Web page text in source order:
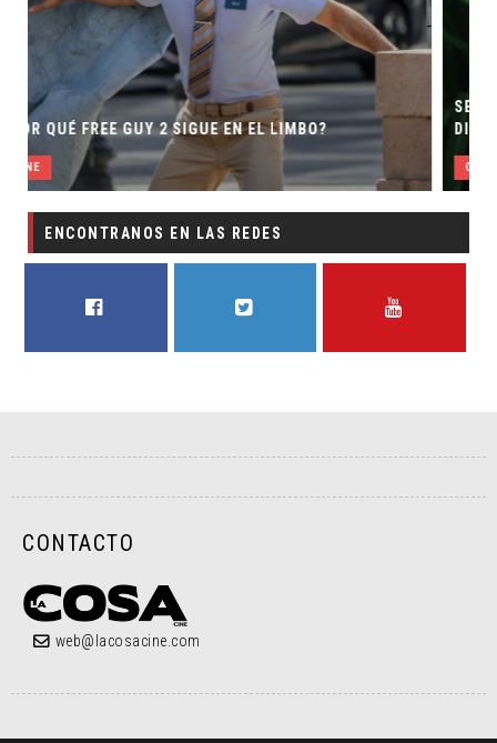
SECUELA DE JURASSIC WORLD REBIRTH PIERDE
DIRECTOR
CINE
ENCONTRANOS EN LAS REDES
CONTACTO
web@lacosacine.com